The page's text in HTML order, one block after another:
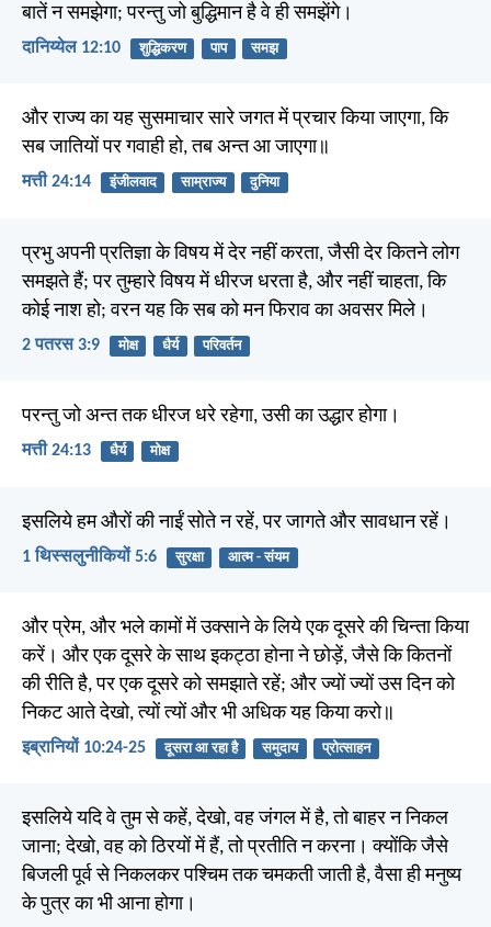
बातें न समझेगा; परन्तु जो बुद्धिमान है वे ही समझेंगे।
दानिय्येल 12:10 शुद्धिकरण पाप समझ
और राज्य का यह सुसमाचार सारे जगत में प्रचार किया जाएगा, कि
सब जातियों पर गवाही हो, तब अन्त आ जाएगा॥
मत्ती 24:14 इंजीलवाद साम्राज्य दुनिया
प्रभु अपनी प्रतिज्ञा के विषय में देर नहीं करता, जैसी देर कितने लोग
समझते हैं; पर तुम्हारे विषय में धीरज धरता है, और नहीं चाहता, कि
कोई नाश हो; वरन यह कि सब को मन फिराव का अवसर मिले।
2 पतरस 3:9 मोक्ष धैर्य परिवर्तन
परन्तु जो अन्त तक धीरज धरे रहेगा, उसी का उद्धार होगा।
मत्ती 24:13 धैर्य मोक्ष
इसलिये हम औरों की नाईं सोते न रहें, पर जागते और सावधान रहें।
1 थिस्सलुनीकियों 5:6 सुरक्षा आत्म - संयम
और प्रेम, और भले कामों में उक्साने के लिये एक दूसरे की चिन्ता किया
करें। और एक दूसरे के साथ इकट्ठा होना ने छोड़ें, जैसे कि कितनों
की रीति है, पर एक दूसरे को समझाते रहें; और ज्यों ज्यों उस दिन को
निकट आते देखो, त्यों त्यों और भी अधिक यह किया करो॥
इब्रानियों 10:24-25 दूसरा आ रहा है समुदाय प्रोत्साहन
इसलिये यदि वे तुम से कहें, देखो, वह जंगल में है, तो बाहर न निकल
जाना; देखो, वह को ठिरयों में हैं, तो प्रतीति न करना। क्योंकि जैसे
बिजली पूर्व से निकलकर पश्चिम तक चमकती जाती है, वैसा ही मनुष्य
के पुत्र का भी आना होगा।